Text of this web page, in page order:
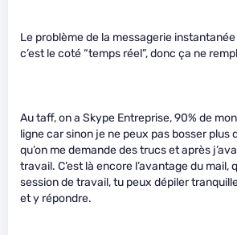
Le problème de la messagerie
c’est le coté “temps réel”, donc ça ne
Au taff, on a Skype Entreprise, 90% de
ligne car sinon je ne peux pas bosser plus
qu’on me demande des trucs et après
travail. C’est là encore l’avantage du mail,
session de travail, tu peux dépiler
et y répondre.